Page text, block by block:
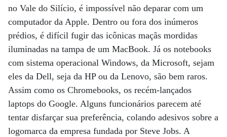
no Vale do Silício, é impossível não deparar com um
computador da Apple. Dentro ou fora dos inúmeros
prédios, é difícil fugir das icônicas maçãs mordidas
iluminadas na tampa de um MacBook. Já os notebooks
com sistema operacional Windows, da Microsoft, sejam
eles da Dell, seja da HP ou da Lenovo, são bem raros.
Assim como os Chromebooks, os recém-lançados
laptops do Google. Alguns funcionários parecem até
tentar disfarçar sua preferência, colando adesivos sobre a
logomarca da empresa fundada por Steve Jobs. A